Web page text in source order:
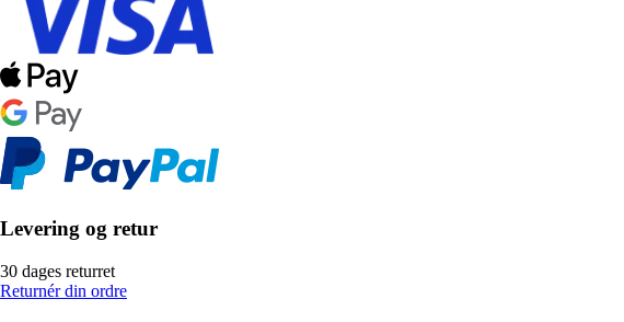
Levering og retur
30 dages returret
Returnér din ordre